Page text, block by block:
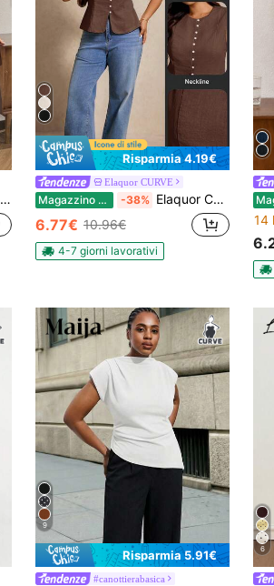
Risparmia 4.19€
Elaquor CURVE
Magazzino EU -38% Elaquor Camicia casual versatile da indossare quotidianamente, con collo rotondo e chiusura monopetto, per taglie forti
6.77€ 10.96€
4-7 giorni lavorativi
14
9
Risparmia 5.91€
#canottierabasica
6